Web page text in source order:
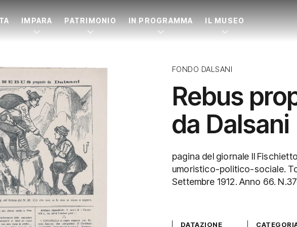
IMPARA PATRIMONIO IN PROGRAMMA IL MUSEO
FONDO DALSANI
Rebus
da Dalsani
pagina del giornale Il
umoristico-politico-sociale.
Settembre 1912. Anno 66. N.37
DATAZIONE